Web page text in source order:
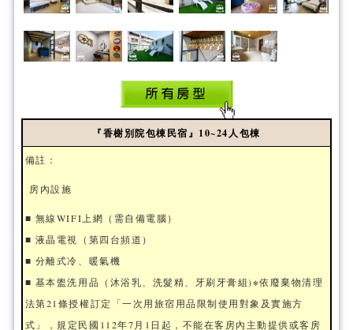
『香榭別院包棟民宿』10~24人包棟
備註：
房內設施
■ 無線WIFI上網（需自備電腦）
■ 液晶電視（第四台頻道）
■ 分離式冷、暖氣機
■​ 基本盥洗用品（沐浴乳、洗髮精、牙刷牙膏組)※依廢棄物清理
法第21條授權訂定「一次用旅宿用品限制使用對象及實施方
式」，規定民國112年7月1日起，不能在客房內主動提供或客房